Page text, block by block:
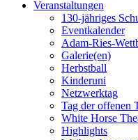
Veranstaltungen
130-jähriges
Eventkalender
Adam-Ries-
Galerie(en)
Herbstball
Kinderuni
Netzwerktag
Tag der offenen
White Horse
Highlights